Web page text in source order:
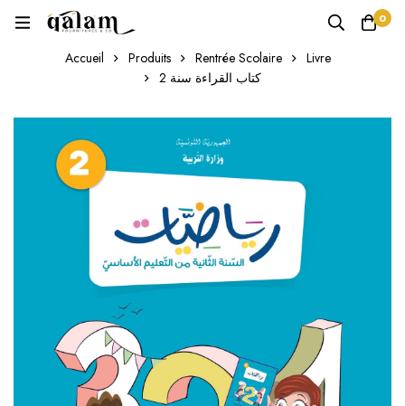
0
Accueil Produits Rentrée Scolaire
Livre
كتاب القراءة سنة 2